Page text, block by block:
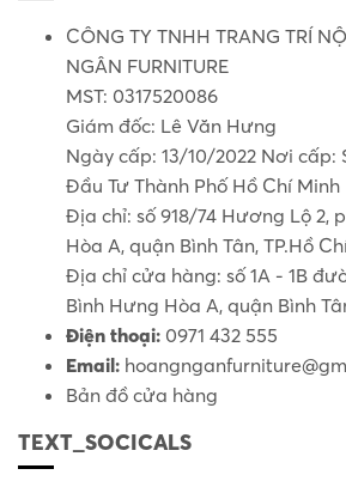
CÔNG TY TNHH TRANG TRÍ
NGÂN FURNITURE
MST: 0317520086
Giám đốc: Lê Văn Hưng
Ngày cấp: 13/10/2022 Nơi cấp:
Đầu Tư Thành Phố Hồ Chí Minh
Địa chỉ: số 918/74 Hương Lộ 2,
Hòa A, quận Bình Tân, TP.Hồ
Địa chỉ cửa hàng: số 1A - 1B
Bình Hưng Hòa A, quận Bình
Điện thoại: 0971 432 555
Email:
Bản đồ cửa hàng
TEXT_SOCICALS